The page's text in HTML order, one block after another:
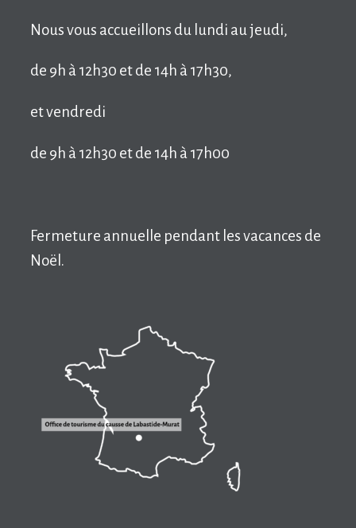
Nous vous accueillons du lundi au jeudi,
de 9h à 12h30 et de 14h à 17h30,
et vendredi
de 9h à 12h30 et de 14h à 17h00
Fermeture annuelle pendant les vacances de
Noël.